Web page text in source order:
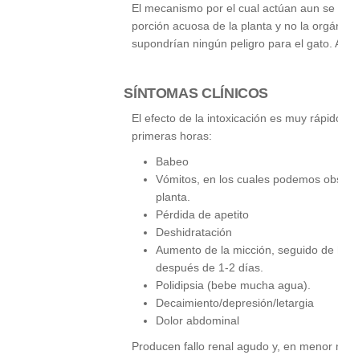
El mecanismo por el cual actúan aun
porción acuosa de la planta y no la
supondrían ningún peligro para el gato.
SÍNTOMAS CLÍNICOS
El efecto de la intoxicación es muy
primeras horas:
Babeo
Vómitos, en los cuales podemos
planta.
Pérdida de apetito
Deshidratación
Aumento de la micción, seguido de
después de 1-2 días.
Polidipsia (bebe mucha agua).
Decaimiento/depresión/letargia
Dolor abdominal
Producen fallo renal agudo y, en menor